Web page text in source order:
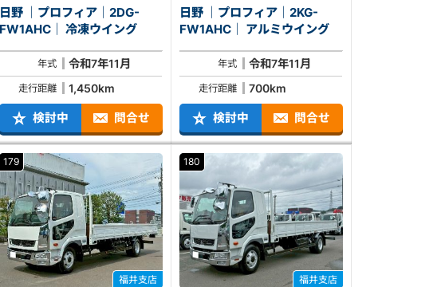
日野 ｜プロフィア｜2DG-
FW1AHC｜ 冷凍ウイング
年式 令和7年11月
走行距離 1,450km
検討中 問合せ
日野 ｜プロフィア｜2KG-
FW1AHC｜ アルミウイング
年式 令和7年11月
走行距離 700km
検討中 問合せ
179
福井支店
180
福井支店